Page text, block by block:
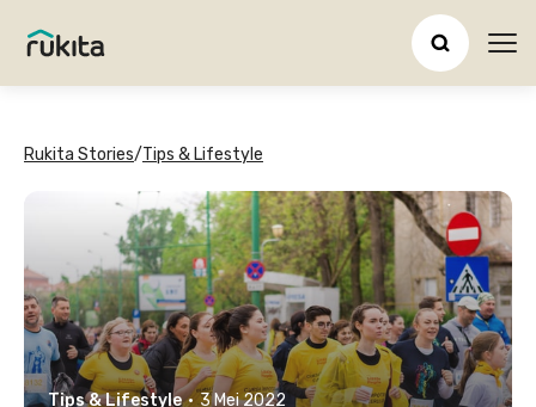
Rukita Stories/Tips & Lifestyle
Tips & Lifestyle · 3 Mei 2022